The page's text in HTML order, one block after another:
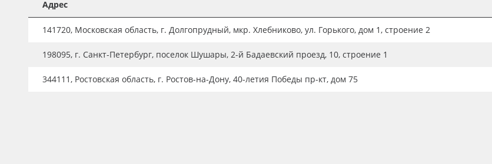
Плёнка монтажная Oratape
ПЭТ листовой
ПЭТ бэклит
Адрес
141720, Московская область, г. Долгопрудный, мкр. Хлебниково, ул. Горького, дом 1, строение 2
198095, г. Санкт-Петербург, поселок Шушары, 2-й Бадаевский проезд, 10, строение 1
344111, Ростовская область, г. Ростов-на-Дону, 40-летия Победы пр-кт, дом 75